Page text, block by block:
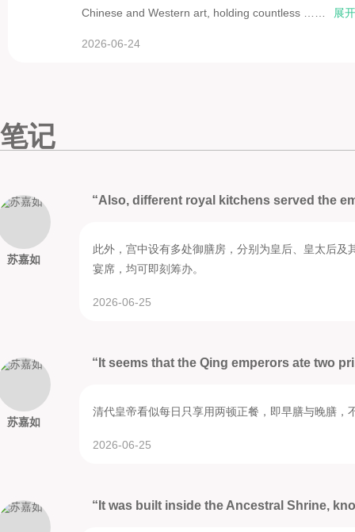
Chinese and Western art, holding countless ……
展
2026-06-24
笔记
苏嘉如
“Also, different royal kitchens served the
此外，宫中设有多处御膳房，分别为皇后、皇太后
宴席，均可即刻筹办。
2026-06-25
苏嘉如
“It seems that the Qing emperors ate two
清代皇帝看似每日只享用两顿正餐，即早膳与晚膳
2026-06-25
“It was built inside the Ancestral Shrine,